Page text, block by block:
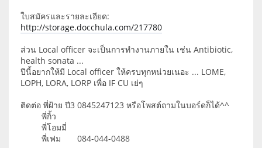
ใบสมัครและรายละเอียด:
http://storage.docchula.com/217780
ส่วน Local officer จะเป็นการทำงานภายใน เช่น Antibiotic,
health sonata ...
ปีนี้อยากให้มี Local officer ให้ครบทุกหน่วยเนอะ ... LOME,
LOPH, LORA, LORP เพื่อ IF CU เย่ๆ
ติดต่อ พี่ฝ้าย ปี3 0845247123 หรือโพสต์ถามในบอร์ดก็ได้^^
พี่กิ้ว
พี่โอมมี่
พี่เฟม 084-044-0488